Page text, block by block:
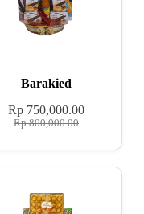
Barakied
Rp800,000.00
Rp 750,000.00